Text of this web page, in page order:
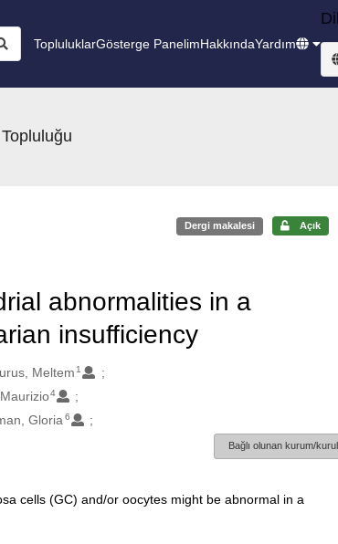
TopluluklarGösterge PanelimHakkındaYardım
Dil
Dergi makalesi Açık
abnormalities in a
insufficiency
Meltem 1
4
Gloria 6
Bağlı olunan kurum/
cells (GC) and/or oocytes might be abnormal in a